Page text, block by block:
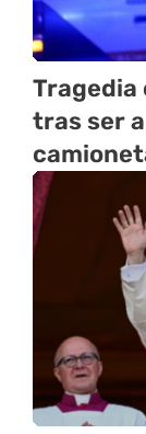
Tragedia
tras ser